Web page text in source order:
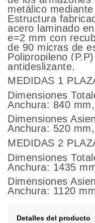
metálico
Estructura
acero laminado
e=2 mm con
de 90 micras de
Polipropileno
antideslizante.
MEDIDAS 1
Dimensiones
Anchura: 840
Dimensiones
Anchura: 520
MEDIDAS 2
Dimensiones
Anchura: 1435
Dimensiones
Anchura: 1120
Detalles del producto